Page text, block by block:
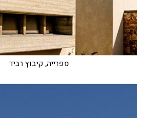
ספרייה, קיבוץ רביד